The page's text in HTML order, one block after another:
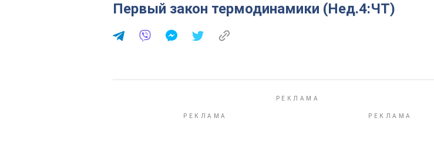
Первый закон термодинамики (Нед.4:ЧТ)